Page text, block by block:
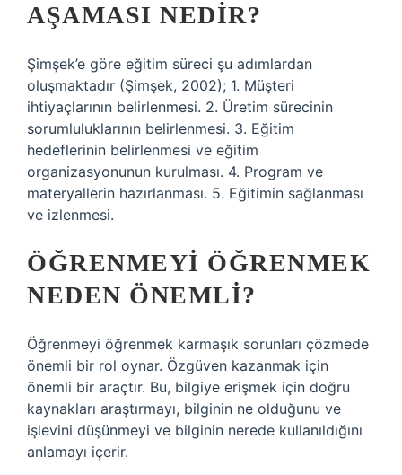
AŞAMASI NEDIR?
Şimşek’e göre eğitim süreci şu adımlardan
oluşmaktadır (Şimşek, 2002); 1. Müşteri
ihtiyaçlarının belirlenmesi. 2. Üretim sürecinin
sorumluluklarının belirlenmesi. 3. Eğitim
hedeflerinin belirlenmesi ve eğitim
organizasyonunun kurulması. 4. Program ve
materyallerin hazırlanması. 5. Eğitimin sağlanması
ve izlenmesi.
ÖĞRENMEYI ÖĞRENMEK
NEDEN ÖNEMLI?
Öğrenmeyi öğrenmek karmaşık sorunları çözmede
önemli bir rol oynar. Özgüven kazanmak için
önemli bir araçtır. Bu, bilgiye erişmek için doğru
kaynakları araştırmayı, bilginin ne olduğunu ve
işlevini düşünmeyi ve bilginin nerede kullanıldığını
anlamayı içerir.